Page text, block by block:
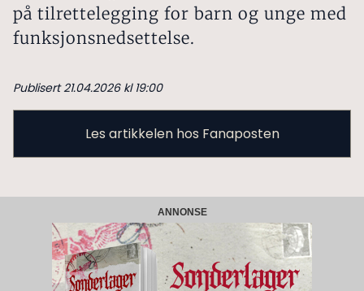
på tilrettelegging for barn og unge med
funksjonsnedsettelse.
Publisert 21.04.2026 kl 19:00
Les artikkelen hos Fanaposten
ANNONSE